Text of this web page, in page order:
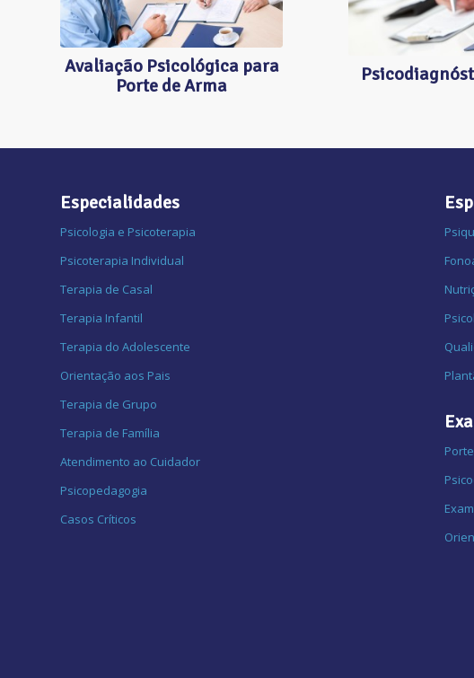
Avaliação Psicológica para
Porte de Arma
Especialidades
Psicologia e Psicoterapia
Psicoterapia Individual
Terapia de Casal
Terapia Infantil
Terapia do Adolescente
Orientação aos Pais
Terapia de Grupo
Terapia de Família
Atendimento ao Cuidador
Psicopedagogia
Casos Críticos